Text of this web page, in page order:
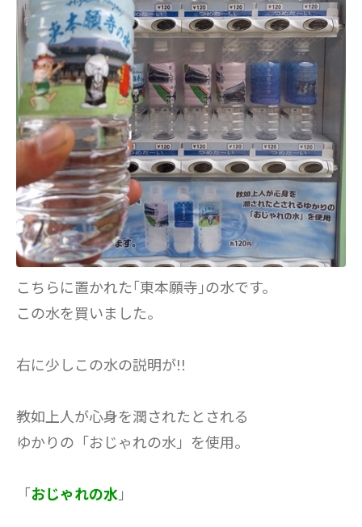
こちらに置かれた｢東本願寺｣の水です。
この水を買いました。
右に少しこの水の説明が!!
教如上人が心身を潤されたとされる
ゆかりの「おじゃれの水」を使用。
「おじゃれの水 」